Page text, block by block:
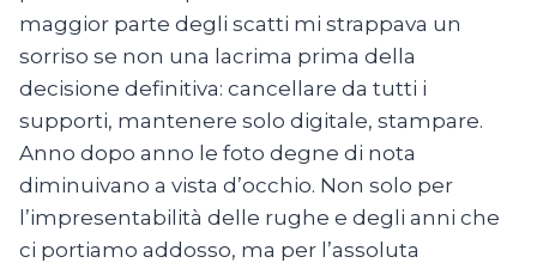
maggior parte degli scatti mi strappava un
sorriso se non una lacrima prima della
decisione definitiva: cancellare da tutti i
supporti, mantenere solo digitale, stampare.
Anno dopo anno le foto degne di nota
diminuivano a vista d’occhio. Non solo per
l’impresentabilità delle rughe e degli anni che
ci portiamo addosso, ma per l’assoluta